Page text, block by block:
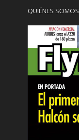
QUIÉNES SOMOS